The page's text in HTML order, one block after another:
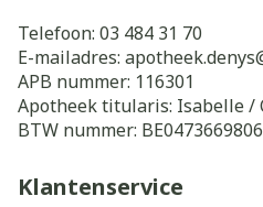
Telefoon: 03 484 31 70
E-mailadres:
APB nummer: 116301
Apotheek titularis: Isabelle /
BTW nummer: BE0473669806
Klantenservice